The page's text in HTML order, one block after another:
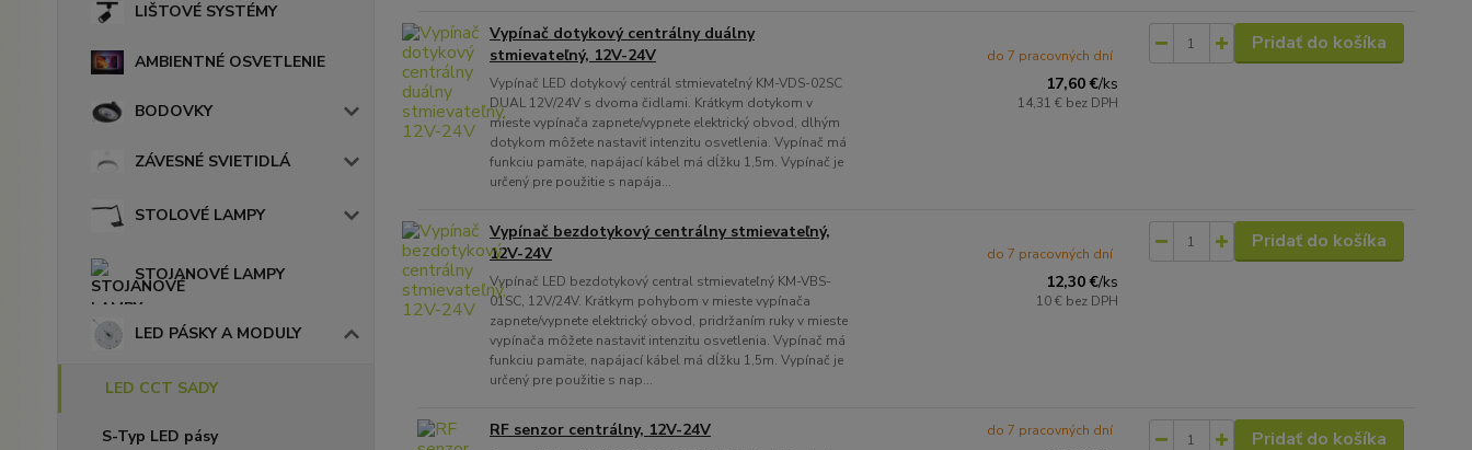
LIŠTOVÉ SYSTÉMY
AMBIENTNÉ OSVETLENIE
BODOVKY
ZÁVESNÉ SVIETIDLÁ
STOLOVÉ LAMPY
STOJANOVÉ LAMPY
LED PÁSKY A MODULY
LED CCT SADY
S-Typ LED pásy
Vypínač dotykový centrálny duálny
stmievateľný, 12V-24V
Vypínač LED dotykový centrál stmievateľný KM-VDS-02SC
DUAL 12V/24V s dvoma čidlami. Krátkym dotykom v
mieste vypínača zapnete/vypnete elektrický obvod, dlhým
dotykom môžete nastaviť intenzitu osvetlenia. Vypínač má
funkciu pamäte, napájací kábel má dĺžku 1,5m. Vypínač je
určený pre použitie s napája...
17,60 €/ks
14,31 € bez DPH
do 7 pracovných dní
Pridať do košíka
Vypínač bezdotykový centrálny stmievateľný,
12V-24V
Vypínač LED bezdotykový central stmievateľný KM-VBS-
01SC, 12V/24V. Krátkym pohybom v mieste vypínača
zapnete/vypnete elektrický obvod, pridržaním ruky v mieste
vypínača môžete nastaviť intenzitu osvetlenia. Vypínač má
funkciu pamäte, napájací kábel má dĺžku 1,5m. Vypínač je
určený pre použitie s nap...
12,30 €/ks
10 € bez DPH
do 7 pracovných dní
Pridať do košíka
RF senzor centrálny, 12V-24V do 7 pracovných dní Pridať do košíka